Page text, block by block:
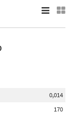
0,014
170